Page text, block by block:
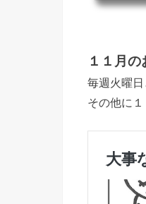
１１月
毎週火曜
その他に